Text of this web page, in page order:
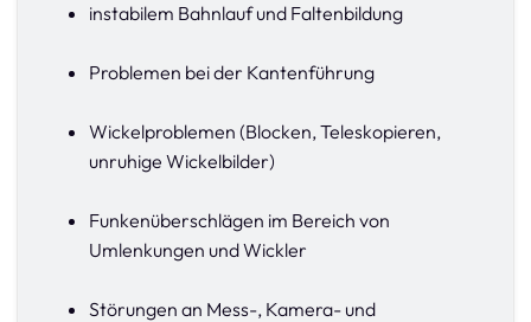
instabilem Bahnlauf und Faltenbildung
Problemen bei der Kantenführung
Wickelproblemen (Blocken, Teleskopieren,
unruhige Wickelbilder)
Funkenüberschlägen im Bereich von
Umlenkungen und Wickler
Störungen an Mess-, Kamera- und